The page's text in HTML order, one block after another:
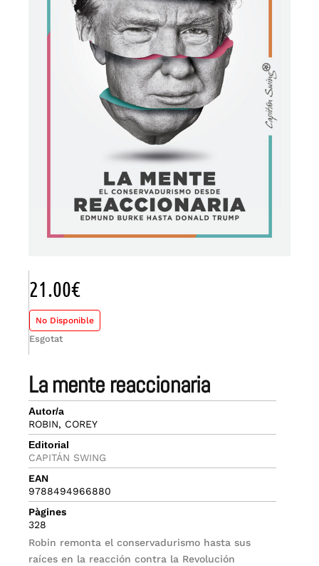
la mente reaccionaria
Autor/a
ROBIN, COREY
Editorial
CAPITÁN SWING
EAN
9788494966880
Pàgines
328
Robin remonta el conservadurismo hasta sus
raíces en la reacción contra la Revolución
21.00€
No Disponible
Esgotat